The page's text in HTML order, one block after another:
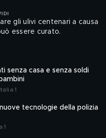
gli ulivi centenari a causa
essere curato.
senza casa e senza soldi
1
tecnologie della polizia
1